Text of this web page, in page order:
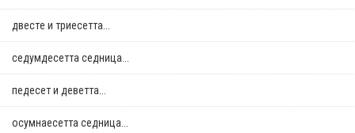
двестe и триесетта...
седумдесетта седница...
педесет и деветта...
осумнaесетта седница...